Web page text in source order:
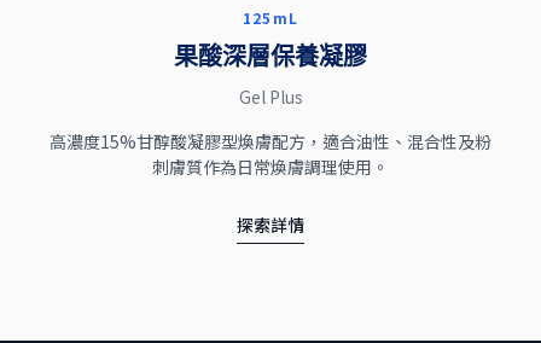
125mL
果酸深層保養凝膠
Gel Plus
高濃度15%甘醇酸凝膠型煥膚配方，適合油性、混合性及粉
刺膚質作為日常煥膚調理使用。
探索詳情